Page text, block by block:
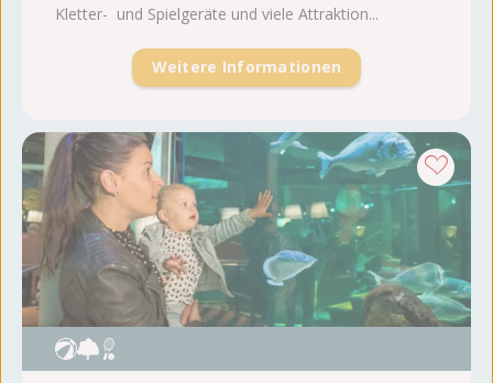
Kletter- und Spielgeräte und viele Attraktion...
Weitere Informationen